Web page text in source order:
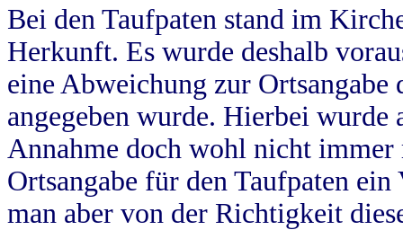
Bei den Taufpaten stand im
Herkunft. Es wurde deshalb
eine Abweichung zur
angegeben wurde. Hierbei wurde
Annahme doch wohl nicht
Ortsangabe für den Taufpaten
man aber von der Richtigkeit